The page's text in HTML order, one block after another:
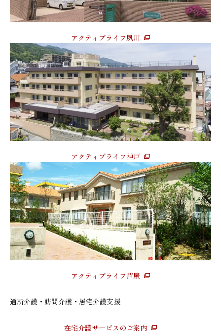
アクティブライフ夙川
アクティブライフ神戸
アクティブライフ芦屋
通所介護・訪問介護・居宅介護支援
在宅介護サービスのご案内